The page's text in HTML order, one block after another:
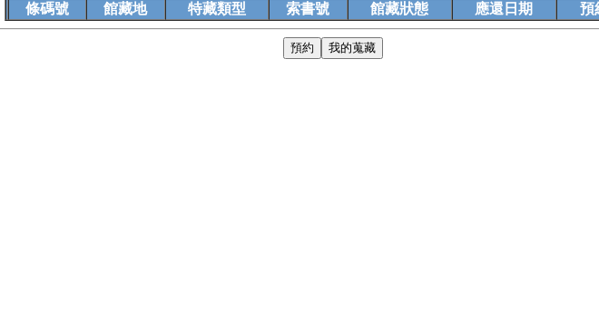
條碼號
館藏地 特藏類型 索書號 館藏狀態 應還日期 預